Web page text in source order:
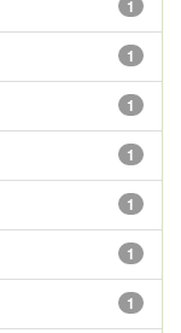
1
1
1
1
1
1
1